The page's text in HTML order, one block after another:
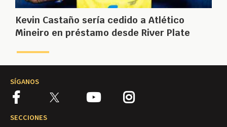
Kevin Castaño sería cedido a Atlético
Mineiro en préstamo desde River Plate
SÍGANOS
SECCIONES